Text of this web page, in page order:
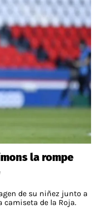
la rompe
de su niñez junto a
camiseta de la Roja.